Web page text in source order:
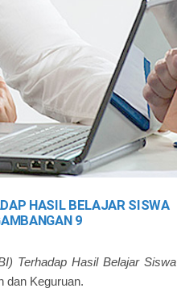
HASIL BELAJAR SISWA
9
Terhadap Hasil Belajar Siswa
dan Keguruan.